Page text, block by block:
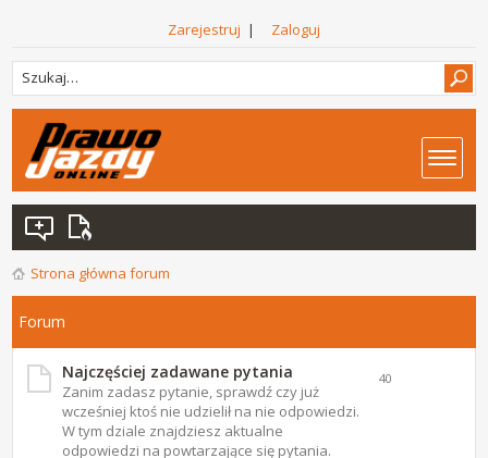
Zarejestruj | Zaloguj
Strona główna forum
Forum
Najczęściej zadawane pytania
Zanim zadasz pytanie, sprawdź czy już
wcześniej ktoś nie udzielił na nie odpowiedzi.
W tym dziale znajdziesz aktualne
odpowiedzi na powtarzające się pytania.
40